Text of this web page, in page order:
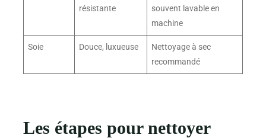
résistante
souvent lavable en
machine
Soie Douce, luxueuse
Nettoyage à sec
recommandé
Les étapes pour nettoyer